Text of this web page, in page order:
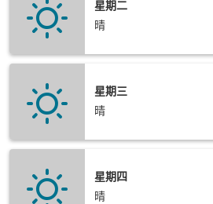
星期二
晴
星期三
晴
星期四
晴